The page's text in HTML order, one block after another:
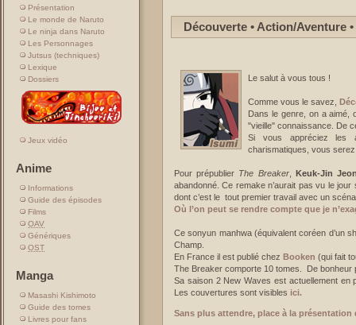
Présentation
Le monde de Naruto
Le ninja dans Naruto
Les Personnages
Jutsus (techniques)
Lexique
Dossiers
Jeux vidéo
Anime
Informations
Guide des épisodes
Films
OAV
Génériques
OST
Manga
Masashi Kishimoto
Guide des tomes
Livres pour fans
Découverte • Action/Aventure
Le salut à vous tous !
Comme vous le savez,
Dans le genre, on a aimé,
"vieille" connaissance. De
Si vous appréciez les
charismatiques, vous
Pour prépublier The Breaker, Keuk-Jin
abandonné. Ce remake n’aurait pas vu le
dont c’est le tout premier travail avec un
Où l’on peut se rendre compte que je
Ce sonyun manhwa (équivalent coréen d’un
Champ.
En France il est publié chez Booken (qui fait
The Breaker comporte 10 tomes. De bonheur
Sa saison 2 New Waves est actuellement en
Les couvertures sont visibles ici.
Sans plus attendre, place à la présentation